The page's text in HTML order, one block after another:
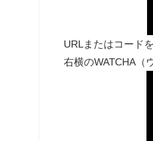
URLまたはコード
右横のWATCHA（